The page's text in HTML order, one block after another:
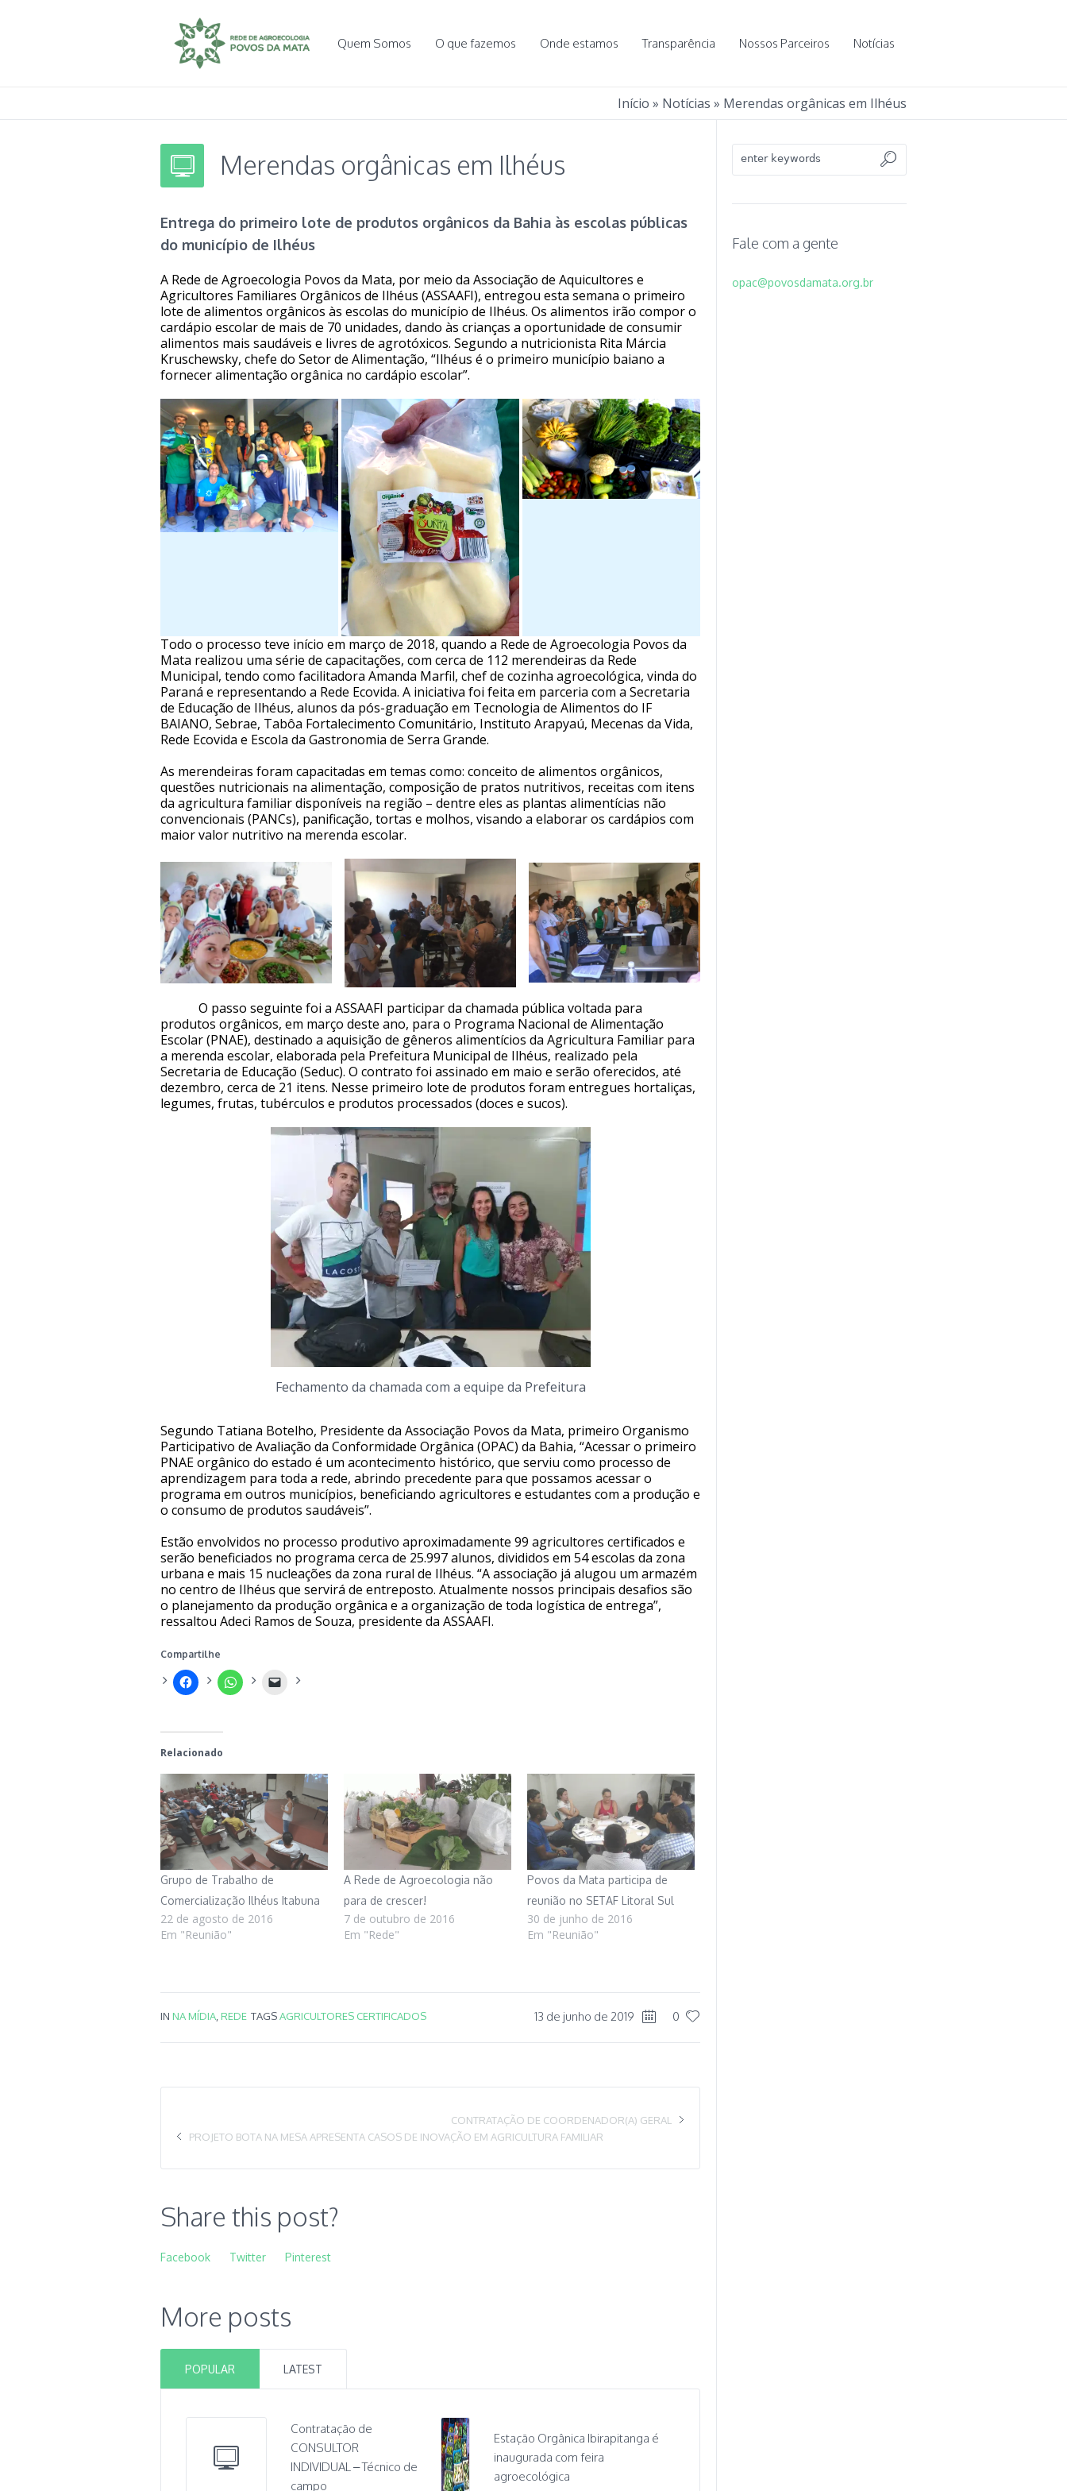
Quem Somos O que fazemos Onde estamos Transparência Nossos Parceiros Notícias
Início » Notícias » Merendas orgânicas em Ilhéus
Merendas orgânicas em Ilhéus
Entrega do primeiro lote de produtos orgânicos da Bahia às escolas públicas
do município de Ilhéus
A Rede de Agroecologia Povos da Mata, por meio da Associação de Aquicultores e
Agricultores Familiares Orgânicos de Ilhéus (ASSAAFI), entregou esta semana o primeiro
lote de alimentos orgânicos às escolas do município de Ilhéus. Os alimentos irão compor o
cardápio escolar de mais de 70 unidades, dando às crianças a oportunidade de consumir
alimentos mais saudáveis e livres de agrotóxicos. Segundo a nutricionista Rita Márcia
Kruschewsky, chefe do Setor de Alimentação, “Ilhéus é o primeiro município baiano a
fornecer alimentação orgânica no cardápio escolar”.
Todo o processo teve início em março de 2018, quando a Rede de Agroecologia Povos da
Mata realizou uma série de capacitações, com cerca de 112 merendeiras da Rede
Municipal, tendo como facilitadora Amanda Marfil, chef de cozinha agroecológica, vinda do
Paraná e representando a Rede Ecovida. A iniciativa foi feita em parceria com a Secretaria
de Educação de Ilhéus, alunos da pós-graduação em Tecnologia de Alimentos do IF
BAIANO, Sebrae, Tabôa Fortalecimento Comunitário, Instituto Arapyaú, Mecenas da Vida,
Rede Ecovida e Escola da Gastronomia de Serra Grande.
As merendeiras foram capacitadas em temas como: conceito de alimentos orgânicos,
questões nutricionais na alimentação, composição de pratos nutritivos, receitas com itens
da agricultura familiar disponíveis na região – dentre eles as plantas alimentícias não
convencionais (PANCs), panificação, tortas e molhos, visando a elaborar os cardápios com
maior valor nutritivo na merenda escolar.
O passo seguinte foi a ASSAAFI participar da chamada pública voltada para
produtos orgânicos, em março deste ano, para o Programa Nacional de Alimentação
Escolar (PNAE), destinado a aquisição de gêneros alimentícios da Agricultura Familiar para
a merenda escolar, elaborada pela Prefeitura Municipal de Ilhéus, realizado pela
Secretaria de Educação (Seduc). O contrato foi assinado em maio e serão oferecidos, até
dezembro, cerca de 21 itens. Nesse primeiro lote de produtos foram entregues hortaliças,
legumes, frutas, tubérculos e produtos processados (doces e sucos).
Fechamento da chamada com a equipe da Prefeitura
Segundo Tatiana Botelho, Presidente da Associação Povos da Mata, primeiro Organismo
Participativo de Avaliação da Conformidade Orgânica (OPAC) da Bahia, “Acessar o primeiro
PNAE orgânico do estado é um acontecimento histórico, que serviu como processo de
aprendizagem para toda a rede, abrindo precedente para que possamos acessar o
programa em outros municípios, beneficiando agricultores e estudantes com a produção e
o consumo de produtos saudáveis”.
Estão envolvidos no processo produtivo aproximadamente 99 agricultores certificados e
serão beneficiados no programa cerca de 25.997 alunos, divididos em 54 escolas da zona
urbana e mais 15 nucleações da zona rural de Ilhéus. “A associação já alugou um armazém
no centro de Ilhéus que servirá de entreposto. Atualmente nossos principais desafios são
o planejamento da produção orgânica e a organização de toda logística de entrega”,
ressaltou Adeci Ramos de Souza, presidente da ASSAAFI.
Compartilhe
Relacionado
Grupo de Trabalho de
Comercialização Ilhéus Itabuna
22 de agosto de 2016
Em "Reunião"
A Rede de Agroecologia não
para de crescer!
7 de outubro de 2016
Em "Rede"
Povos da Mata participa de
reunião no SETAF Litoral Sul
30 de junho de 2016
Em "Reunião"
13 de junho de 2019 0
IN NA MÍDIA REDE TAGSAGRICULTORES CERTIFICADOS
CONTRATAÇÃO DE COORDENADOR(A) GERAL
PROJETO BOTA NA MESA APRESENTA CASOS DE INOVAÇÃO EM AGRICULTURA FAMILIAR
Share this post?
Facebook Twitter Pinterest
More posts
POPULAR LATEST
Contratação de
CONSULTOR
INDIVIDUAL – Técnico de
campo
Estação Orgânica Ibirapitanga é
inaugurada com feira
agroecológica
Fale com a gente
opac@povosdamata.org.br